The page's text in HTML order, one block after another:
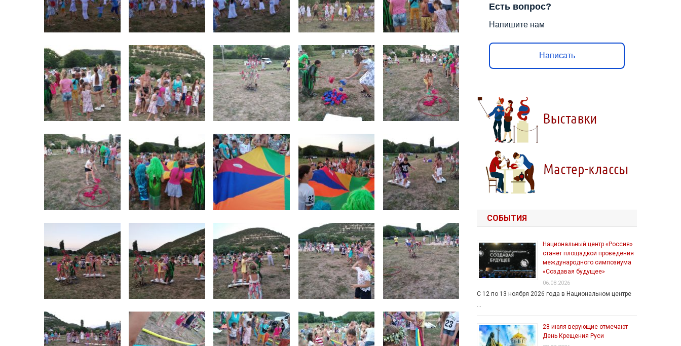
Есть вопрос?
Напишите нам
Написать
СОБЫТИЯ
Национальный центр «Россия»
станет площадкой проведения
международного симпозиума
«Создавая будущее»
06.08.2026
С 12 по 13 ноября 2026 года в Национальном центре
28 июля верующие отмечают
День Крещения Руси